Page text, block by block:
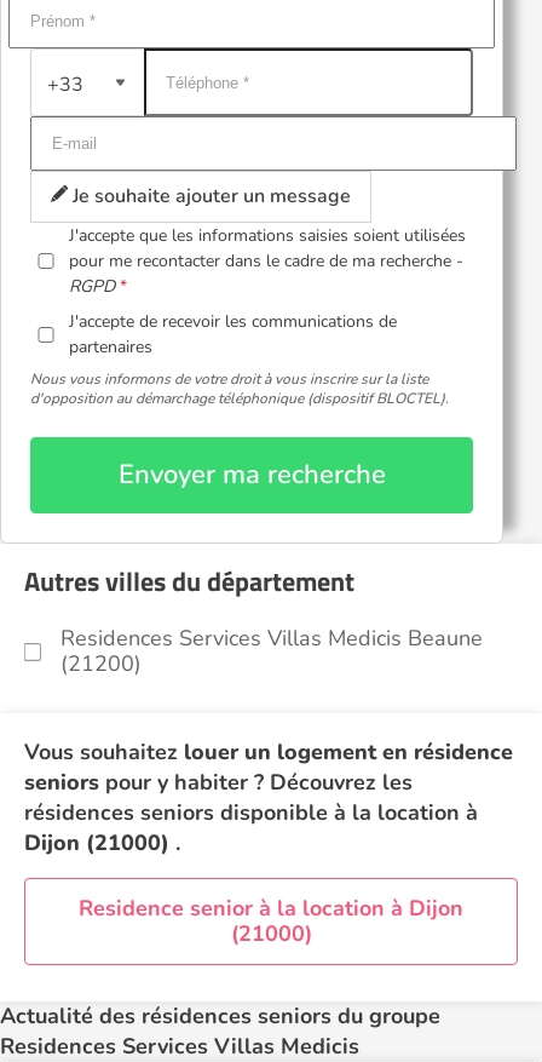
+33
Je souhaite ajouter un message
J'accepte que les informations saisies soient utilisées
pour me recontacter dans le cadre de ma recherche -
RGPD
J'accepte de recevoir les communications de
partenaires
Nous vous informons de votre droit à vous inscrire sur la liste
d'opposition au démarchage téléphonique (dispositif BLOCTEL).
Envoyer ma recherche
Autres villes du département
Residences Services Villas Medicis Beaune
(21200)
Vous souhaitez louer un logement en résidence
seniors pour y habiter ? Découvrez les
résidences seniors disponible à la location à
Dijon (21000) .
Residence senior à la location à Dijon
(21000)
Actualité des résidences seniors du groupe
Residences Services Villas Medicis